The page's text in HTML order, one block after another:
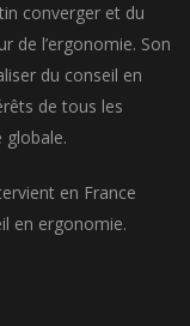
converger et du
de l’ergonomie. Son
du conseil en
de tous les
globale.
en France
en ergonomie.